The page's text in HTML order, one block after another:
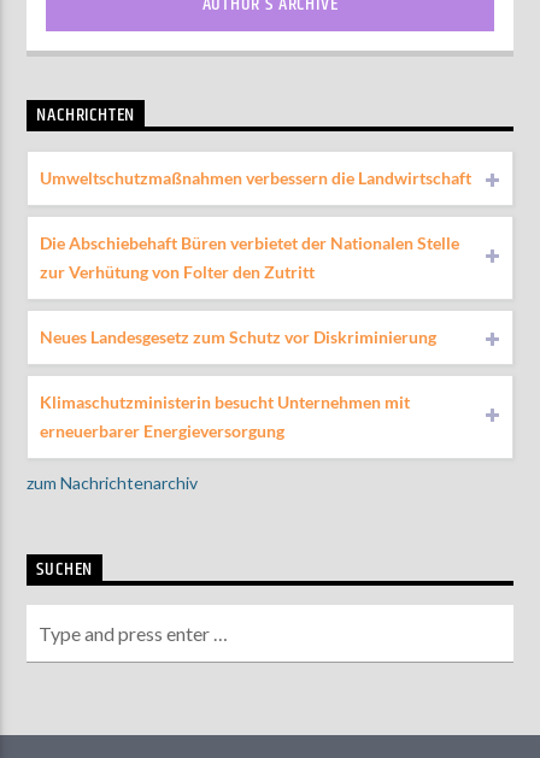
NACHRICHTEN
Umweltschutzmaßnahmen verbessern die Landwirtschaft
Die Abschiebehaft Büren verbietet der Nationalen Stelle
zur Verhütung von Folter den Zutritt
Neues Landesgesetz zum Schutz vor Diskriminierung
Klimaschutzministerin besucht Unternehmen mit
erneuerbarer Energieversorgung
zum Nachrichtenarchiv
SUCHEN